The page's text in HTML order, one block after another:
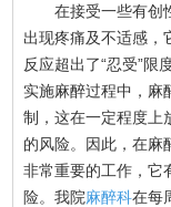
在接受一些有创性
出现疼痛及不适感，
反应超出了“忍受”限
实施麻醉过程中，麻
制，这在一定程度上
的风险。因此，在麻
非常重要的工作，它
险。我院麻醉科在每